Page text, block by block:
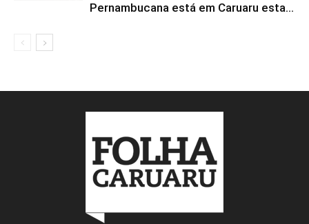
Pernambucana está em Caruaru esta...